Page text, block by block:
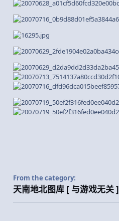
From the category:
天南地北图库 [ 与游戏无关 ]